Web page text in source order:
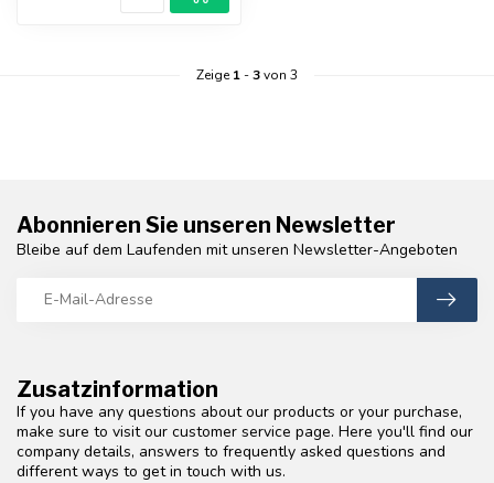
Zeige1-3von 3
Zusatzinformation
If you have any questions about our products or your purchase,
make sure to visit our customer service page. Here you'll find our
company details, answers to frequently asked questions and
different ways to get in touch with us.
Abonnieren Sie unseren Newsletter
Bleibe auf dem Laufenden mit unseren Newsletter-Angeboten